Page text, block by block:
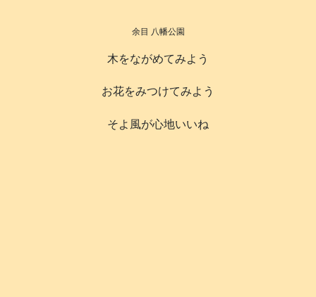
余目 八幡公園
木をながめてみよう
お花をみつけてみよう
そよ風が心地いいね